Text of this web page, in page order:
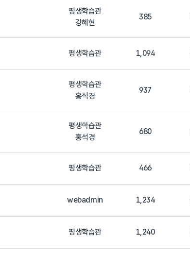
평생학습관
강혜현
385
평생학습관 1,094
평생학습관
홍석경
937
평생학습관
홍석경
680
평생학습관 466
webadmin 1,234
평생학습관 1,240